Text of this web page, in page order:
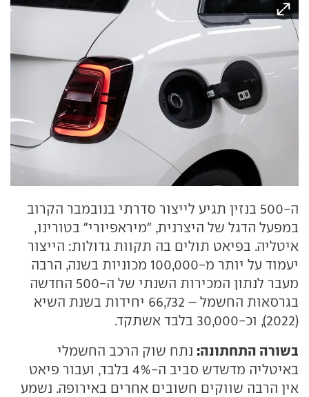
ה-500 בנזין תגיע לייצור סדרתי בנובמבר הקרוב
במפעל הדגל של היצרנית, "מיראפיורי" בטורינו,
איטליה. בפיאט תולים בה תקוות גדולות: הייצור
יעמוד על יותר מ-100,000 מכוניות בשנה, הרבה
מעבר לנתון המכירות השנתי של ה-500 החדשה
בגרסאות החשמל – 66,732 יחידות בשנת השיא
(2022), וכ-30,000 בלבד אשתקד.
בשורה התחתונה: נתח שוק הרכב החשמלי
באיטליה מדשדש סביב ה-4% בלבד, ועבור פיאט
אין הרבה שווקים חשובים אחרים באירופה. נשמע